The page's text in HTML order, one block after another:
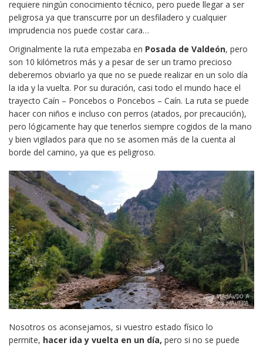
requiere ningún conocimiento técnico, pero puede llegar a ser
peligrosa ya que transcurre por un desfiladero y cualquier
imprudencia nos puede costar cara…
Originalmente la ruta empezaba en Posada de Valdeón, pero
son 10 kilómetros más y a pesar de ser un tramo precioso
deberemos obviarlo ya que no se puede realizar en un solo día
la ida y la vuelta. Por su duración, casi todo el mundo hace el
trayecto Caín – Poncebos o Poncebos – Caín. La ruta se puede
hacer con niños e incluso con perros (atados, por precaución),
pero lógicamente hay que tenerlos siempre cogidos de la mano
y bien vigilados para que no se asomen más de la cuenta al
borde del camino, ya que es peligroso.
Nosotros os aconsejamos, si vuestro estado físico lo
permite, hacer ida y vuelta en un día, pero si no se puede